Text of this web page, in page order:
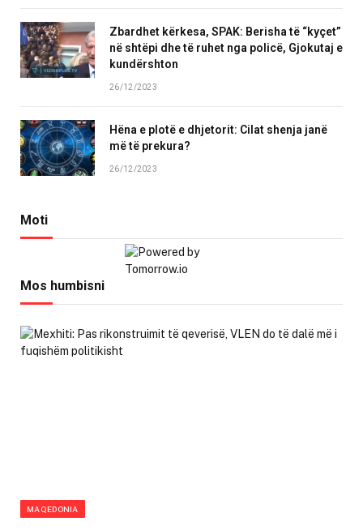
Zbardhet kërkesa, SPAK: Berisha të “kyçet”
në shtëpi dhe të ruhet nga policë, Gjokutaj e
kundërshton
26/12/2023
Hëna e plotë e dhjetorit: Cilat shenja janë
më të prekura?
26/12/2023
Moti
Mos humbisni
MAQEDONIA